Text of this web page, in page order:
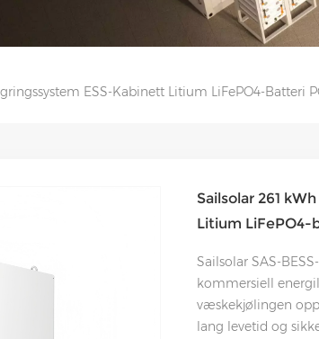
ESS-Kabinett Litium LiFePO4-Batteri
Sailsolar 261
Litium
Sailsolar SAS-
kommersiell
væskekjølingen
lang levetid og